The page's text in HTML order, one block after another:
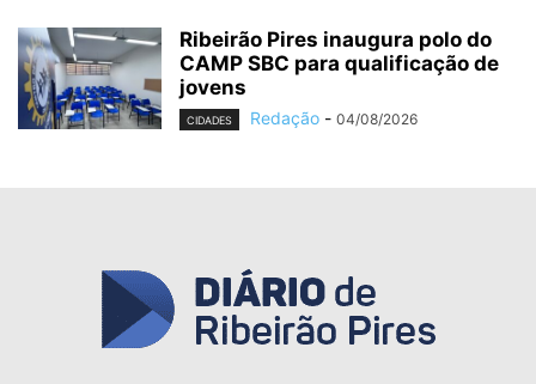
Ribeirão Pires inaugura polo do
CAMP SBC para qualificação de
jovens
CIDADES Redação - 04/08/2026